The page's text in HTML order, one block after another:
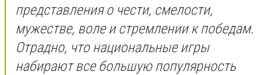
представления о чести, смелости,
мужестве, воле и стремлении к победам.
Отрадно, что национальные игры
набирают все большую популярность